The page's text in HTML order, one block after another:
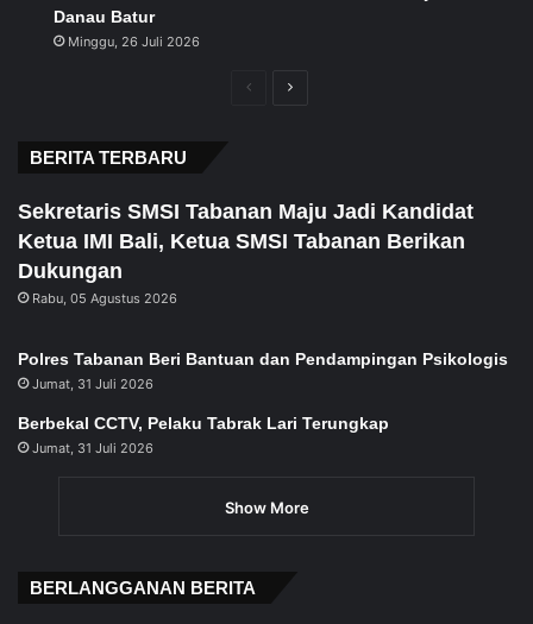
Danau Batur
Minggu, 26 Juli 2026
PreviousNext
BERITA TERBARU
Sekretaris SMSI Tabanan Maju Jadi Kandidat
Ketua IMI Bali, Ketua SMSI Tabanan Berikan
Dukungan
Rabu, 05 Agustus 2026
Polres Tabanan Beri Bantuan dan Pendampingan Psikologis
Jumat, 31 Juli 2026
Berbekal CCTV, Pelaku Tabrak Lari Terungkap
Jumat, 31 Juli 2026
Show More
BERLANGGANAN BERITA